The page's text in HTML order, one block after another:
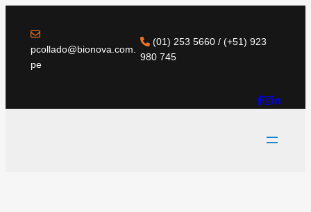
pcollado@bionova.com.
pe
(01) 253 5660 / (+51) 923
980 745